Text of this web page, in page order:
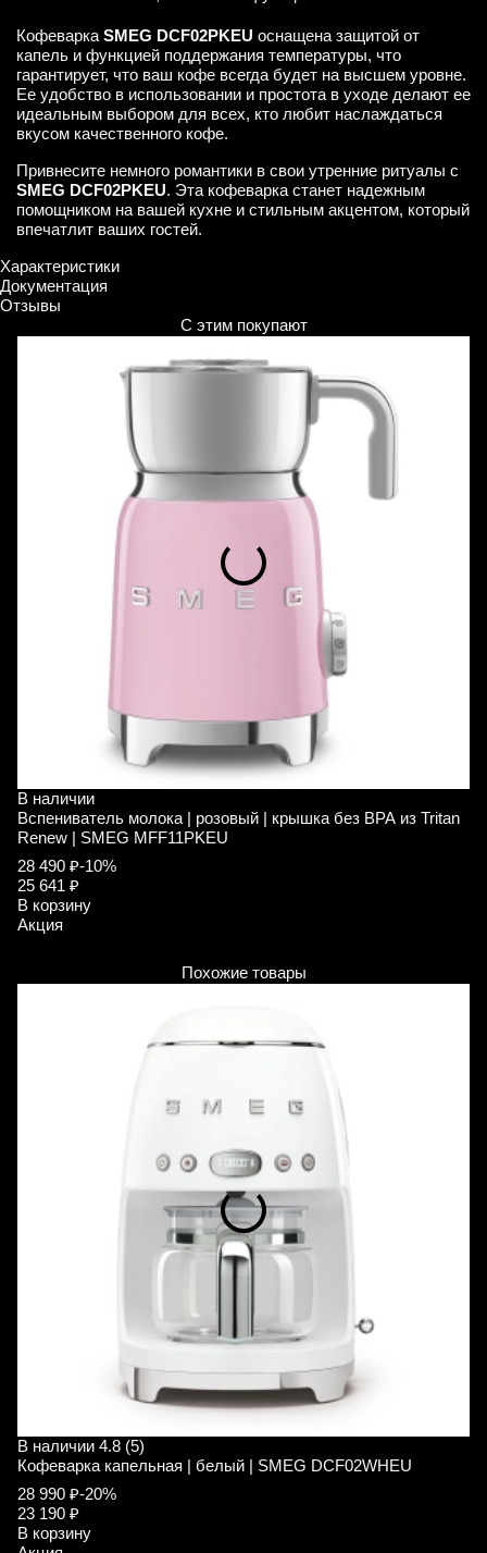
Кофеварка SMEG DCF02PKEU оснащена защитой от
капель и функцией поддержания температуры, что
гарантирует, что ваш кофе всегда будет на высшем уровне.
Ее удобство в использовании и простота в уходе делают ее
идеальным выбором для всех, кто любит наслаждаться
вкусом качественного кофе.
Привнесите немного романтики в свои утренние ритуалы с
SMEG DCF02PKEU. Эта кофеварка станет надежным
помощником на вашей кухне и стильным акцентом, который
впечатлит ваших гостей.
Характеристики
Документация
Отзывы
С этим покупают
В наличии
Вспениватель молока | розовый | крышка без ВРА из Tritan
Renew | SMEG MFF11PKEU
28 490 ₽-10%
25 641 ₽
В корзину
Акция
Похожие товары
В наличии 4.8 (5)
Кофеварка капельная | белый | SMEG DCF02WHEU
28 990 ₽-20%
23 190 ₽
В корзину